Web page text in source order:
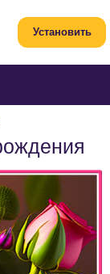
Установить